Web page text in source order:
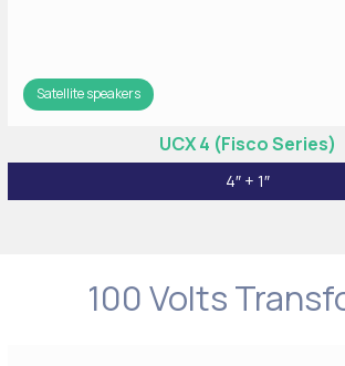
Satellite speakers
UCX 4 (Fisco Series)
4″ + 1″
100 Volts